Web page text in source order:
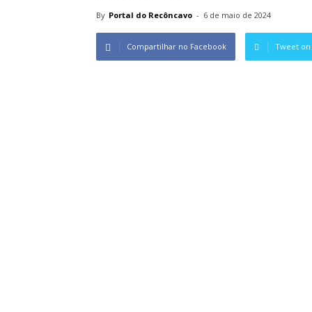
By Portal do Recôncavo - 6 de maio de 2024
Compartilhar no Facebook Tweet